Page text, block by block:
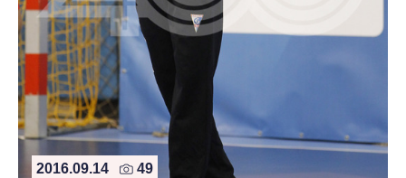
2016.09.14 49